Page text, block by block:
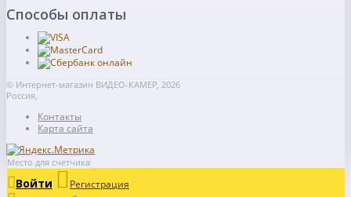
Способы оплаты
© Интернет-магазин ВИДЕО-КАМЕР, 2026
Россия,
Контакты
Карта сайта
Место для счетчика
Войти
Регистрация